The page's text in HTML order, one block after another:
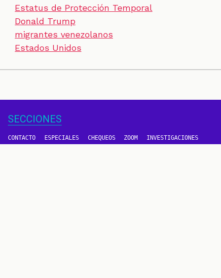
Estatus de Protección Temporal
Donald Trump
migrantes venezolanos
Estados Unidos
SECCIONES
CONTACTO ESPECIALES CHEQUEOS ZOOM INVESTIGACIONES